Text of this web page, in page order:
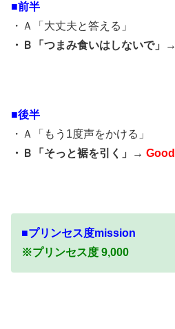
■前半
・Ａ「大丈夫と答える」
・Ｂ「つまみ食いはしないで」→
■後半
・Ａ「もう1度声をかける」
・Ｂ「そっと裾を引く」→ Good
■プリンセス度mission
※プリンセス度 9,000